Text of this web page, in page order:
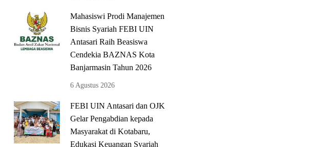
Mahasiswi Prodi Manajemen
Bisnis Syariah FEBI UIN
Antasari Raih Beasiswa
Cendekia BAZNAS Kota
Banjarmasin Tahun 2026
6 Agustus 2026
FEBI UIN Antasari dan OJK
Gelar Pengabdian kepada
Masyarakat di Kotabaru,
Edukasi Keuangan Syariah